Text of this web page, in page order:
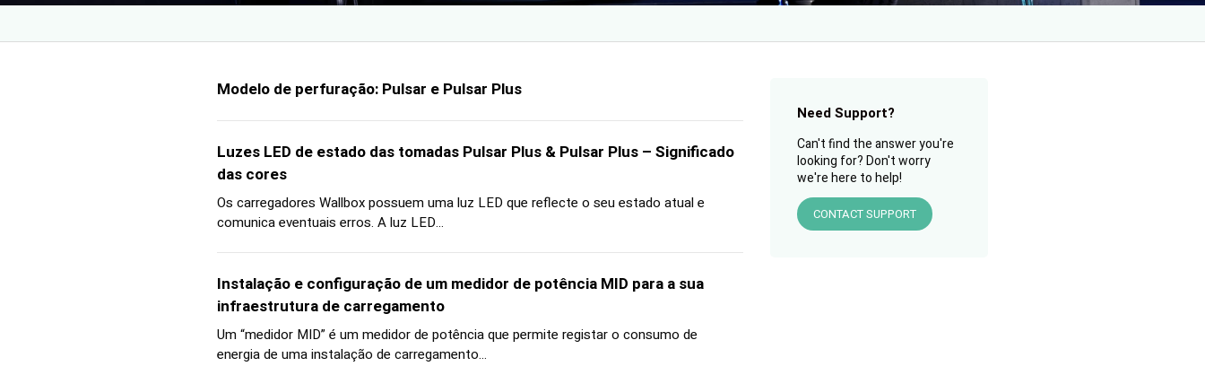
Modelo de perfuração: Pulsar e Pulsar Plus
Luzes LED de estado das tomadas Pulsar Plus & Pulsar Plus – Significado
das cores
Os carregadores Wallbox possuem uma luz LED que reflecte o seu estado atual e
comunica eventuais erros. A luz LED...
Instalação e configuração de um medidor de potência MID para a sua
infraestrutura de carregamento
Um “medidor MID” é um medidor de potência que permite registar o consumo de
energia de uma instalação de carregamento...
Need Support?
Can't find the answer you're
looking for? Don't worry
we're here to help!
CONTACT SUPPORT